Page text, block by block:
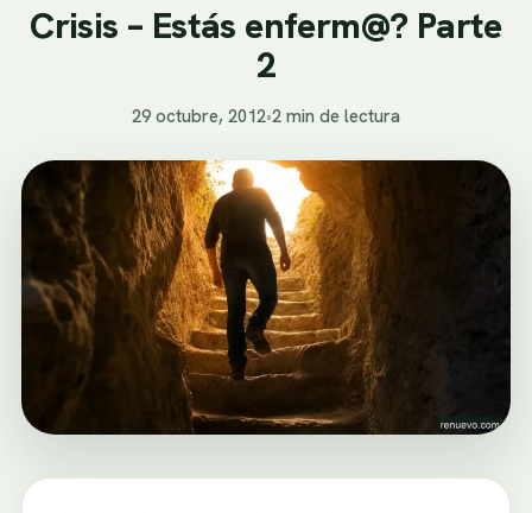
Crisis – Estás enferm@? Parte
2
29 octubre, 2012•2 min de lectura